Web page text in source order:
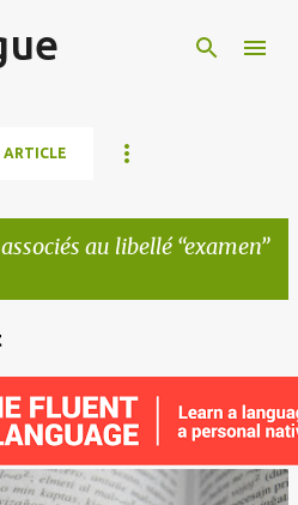
au libellé examen